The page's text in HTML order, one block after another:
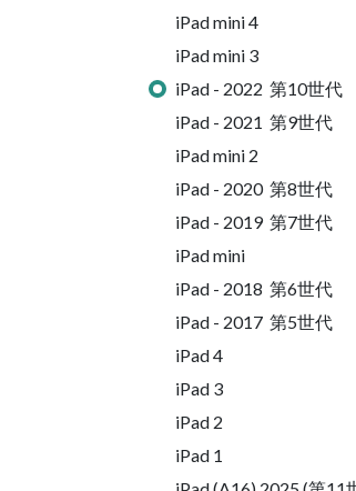
iPad mini 4
iPad mini 3
iPad - 2022 第10世代
iPad - 2021 第9世代
iPad mini 2
iPad - 2020 第8世代
iPad - 2019 第7世代
iPad mini
iPad - 2018 第6世代
iPad - 2017 第5世代
iPad 4
iPad 3
iPad 2
iPad 1